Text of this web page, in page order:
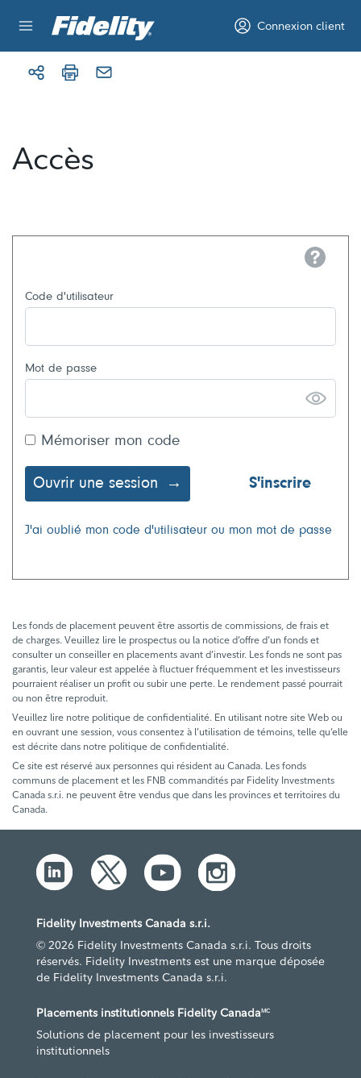
Connexion client
Accès
Help
Code d'utilisateur
Mot de passe
Mémoriser mon code
Ouvrir une session S'inscrire
J'ai oublié mon code d'utilisateur ou mon mot de passe
Les fonds de placement peuvent être assortis de commissions, de frais et
de charges. Veuillez lire le prospectus ou la notice d’offre d’un fonds et
consulter un conseiller en placements avant d’investir. Les fonds ne sont pas
garantis, leur valeur est appelée à fluctuer fréquemment et les investisseurs
pourraient réaliser un profit ou subir une perte. Le rendement passé pourrait
ou non être reproduit.
Veuillez lire notre politique de confidentialité. En utilisant notre site Web ou
en ouvrant une session, vous consentez à l’utilisation de témoins, telle qu’elle
est décrite dans notre politique de confidentialité.
Ce site est réservé aux personnes qui résident au Canada. Les fonds
communs de placement et les FNB commandités par Fidelity Investments
Canada s.r.i. ne peuvent être vendus que dans les provinces et territoires du
Canada.
Fidelity Investments Canada s.r.i.
© 2026 Fidelity Investments Canada s.r.i. Tous droits
réservés. Fidelity Investments est une marque déposée
de Fidelity Investments Canada s.r.i.
Placements institutionnels Fidelity CanadaMC
Solutions de placement pour les investisseurs
institutionnels